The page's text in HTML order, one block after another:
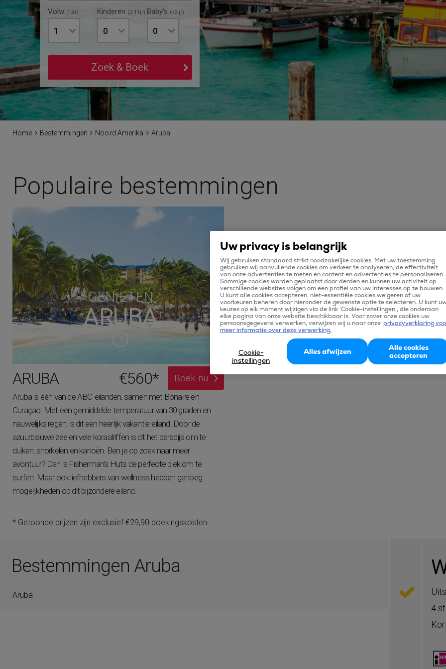
Volw (12+)
1
Kinderen (2-11jr)
0
Baby's (<2 jr)
0
Zoek & Boek
Home Bestemmingen Noord Amerika Aruba
Populaire bestemmingen
GENIETEN
ARUBA
ARUBA Boek nu
€560*
Aruba is één van de ABC-eilanden, samen met Bonaire en
Curaçao. Met een gemiddelde temperatuur van 30 graden en
nauwelijks regen, is dit een heerlijk vakantie-eiland. Door de
azuurblauwe zee en vele koraalriffen is dit het paradijs om te
duiken, snorkelen en kanoën. Ben je op zoek naar meer
avontuur? Dan is Fisherman’s Huts de perfecte plek om te
surfen. Maar ook liefhebbers van wellness hebben genoeg
mogelijkheden op dit bijzondere eiland.
* Getoonde prijzen zijn exclusief €29,90 boekingskosten.
Bestemmingen Aruba
Aruba
4
Uw privacy is belangrijk
Wij gebruiken standaard strikt noodzakelijke cookies. Met uw toestemming
gebruiken wij aanvullende cookies om verkeer te analyseren, de effectiviteit
van onze advertenties te meten en content en advertenties te personaliseren.
Sommige cookies worden geplaatst door derden en kunnen uw activiteit op
verschillende websites volgen om een profiel van uw interesses op te bouwen.
U kunt alle cookies accepteren, niet-essentiële cookies weigeren of uw
voorkeuren beheren door hieronder de gewenste optie te selecteren. U kunt
keuzes op elk moment wijzigen via de link ‘Cookie-instellingen’, die onderaan
elke pagina van onze website beschikbaar is. Voor zover onze cookies uw
persoonsgegevens verwerken, verwijzen wij u naar onze privacyverklaring
meer informatie over deze verwerking.
Cookie-
instellingen
Alles afwijzen
Alle cookies
accepteren